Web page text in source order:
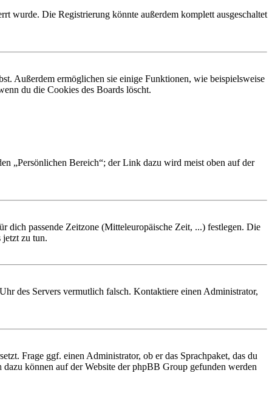
wurde. Die Registrierung könnte außerdem komplett ausgeschaltet
Außerdem ermöglichen sie einige Funktionen, wie beispielsweise
du die Cookies des Boards löscht.
„Persönlichen Bereich“; der Link dazu wird meist oben auf der
dich passende Zeitzone (Mitteleuropäische Zeit, ...) festlegen. Die
jetzt zu tun.
des Servers vermutlich falsch. Kontaktiere einen Administrator,
Frage ggf. einen Administrator, ob er das Sprachpaket, das du
können auf der Website der phpBB Group gefunden werden